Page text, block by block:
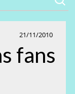
21/11/2010
fans